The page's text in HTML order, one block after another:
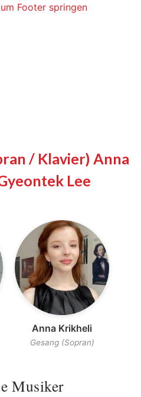
Footer springen
/ Klavier) Anna
Lee
Anna Krikheli
Gesang (Sopran)
Musiker